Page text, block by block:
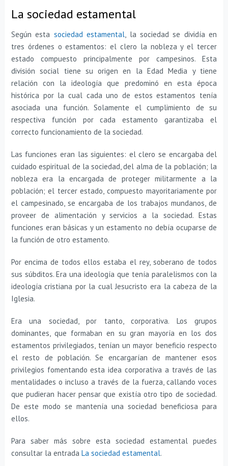
La sociedad estamental
Según esta sociedad estamental, la sociedad se dividía en
tres órdenes o estamentos: el clero la nobleza y el tercer
estado compuesto principalmente por campesinos. Esta
división social tiene su origen en la Edad Media y tiene
relación con la ideología que predominó en esta época
histórica por la cual cada uno de estos estamentos tenía
asociada una función. Solamente el cumplimiento de su
respectiva función por cada estamento garantizaba el
correcto funcionamiento de la sociedad.
Las funciones eran las siguientes: el clero se encargaba del
cuidado espiritual de la sociedad, del alma de la población; la
nobleza era la encargada de proteger militarmente a la
población; el tercer estado, compuesto mayoritariamente por
el campesinado, se encargaba de los trabajos mundanos, de
proveer de alimentación y servicios a la sociedad. Estas
funciones eran básicas y un estamento no debía ocuparse de
la función de otro estamento.
Por encima de todos ellos estaba el rey, soberano de todos
sus súbditos. Era una ideología que tenía paralelismos con la
ideología cristiana por la cual Jesucristo era la cabeza de la
Iglesia.
Era una sociedad, por tanto, corporativa. Los grupos
dominantes, que formaban en su gran mayoría en los dos
estamentos privilegiados, tenían un mayor beneficio respecto
el resto de población. Se encargarían de mantener esos
privilegios fomentando esta idea corporativa a través de las
mentalidades o incluso a través de la fuerza, callando voces
que pudieran hacer pensar que existía otro tipo de sociedad.
De este modo se mantenía una sociedad beneficiosa para
ellos.
Para saber más sobre esta sociedad estamental puedes
consultar la entrada La sociedad estamental.